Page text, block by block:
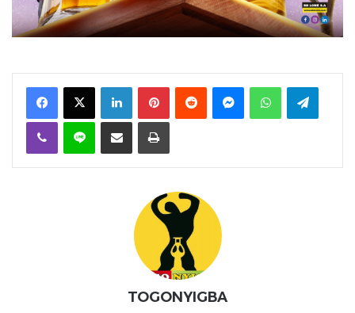
FacebookX Linkedin PinterestReddit MessengerWhatsAppTelegram
Viber Ligne Partager par email Imprimer
TOGONYIGBA